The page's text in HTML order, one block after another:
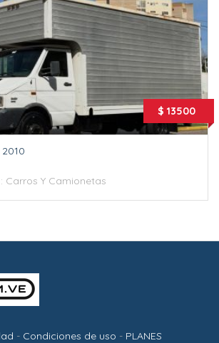
$ 13500
2010
Carros Y Camionetas
- Condiciones de uso - PLANES